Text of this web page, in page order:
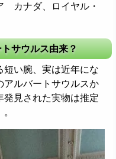
カナダ、ロイヤル・
サウルス由来？
短い腕、実は近年にな
アルバートサウルスか
発見された実物は推定